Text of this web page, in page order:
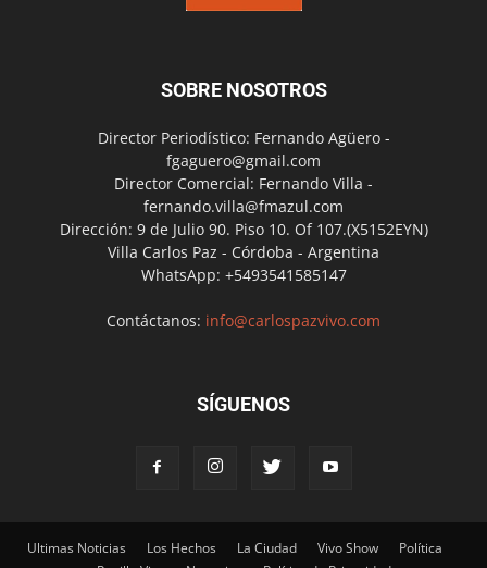
SOBRE NOSOTROS
Director Periodístico: Fernando Agüero -
fgaguero@gmail.com
Director Comercial: Fernando Villa -
fernando.villa@fmazul.com
Dirección: 9 de Julio 90. Piso 10. Of 107.(X5152EYN)
Villa Carlos Paz - Córdoba - Argentina
WhatsApp: +5493541585147
Contáctanos: info@carlospazvivo.com
SÍGUENOS
Ultimas Noticias Los Hechos La Ciudad Vivo Show
Política